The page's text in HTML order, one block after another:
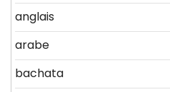
anglais
arabe
bachata